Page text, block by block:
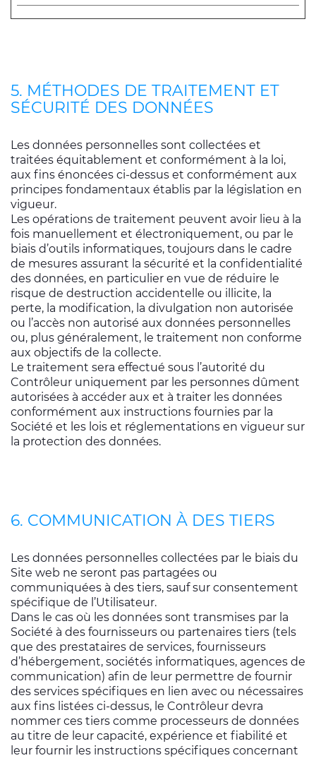
5. MÉTHODES DE TRAITEMENT ET
SÉCURITÉ DES DONNÉES
Les données personnelles sont collectées et
traitées équitablement et conformément à la loi,
aux fins énoncées ci-dessus et conformément aux
principes fondamentaux établis par la législation en
vigueur.
Les opérations de traitement peuvent avoir lieu à la
fois manuellement et électroniquement, ou par le
biais d’outils informatiques, toujours dans le cadre
de mesures assurant la sécurité et la confidentialité
des données, en particulier en vue de réduire le
risque de destruction accidentelle ou illicite, la
perte, la modification, la divulgation non autorisée
ou l’accès non autorisé aux données personnelles
ou, plus généralement, le traitement non conforme
aux objectifs de la collecte.
Le traitement sera effectué sous l’autorité du
Contrôleur uniquement par les personnes dûment
autorisées à accéder aux et à traiter les données
conformément aux instructions fournies par la
Société et les lois et réglementations en vigueur sur
la protection des données.
6. COMMUNICATION À DES TIERS
Les données personnelles collectées par le biais du
Site web ne seront pas partagées ou
communiquées à des tiers, sauf sur consentement
spécifique de l’Utilisateur.
Dans le cas où les données sont transmises par la
Société à des fournisseurs ou partenaires tiers (tels
que des prestataires de services, fournisseurs
d’hébergement, sociétés informatiques, agences de
communication) afin de leur permettre de fournir
des services spécifiques en lien avec ou nécessaires
aux fins listées ci-dessus, le Contrôleur devra
nommer ces tiers comme processeurs de données
au titre de leur capacité, expérience et fiabilité et
leur fournir les instructions spécifiques concernant